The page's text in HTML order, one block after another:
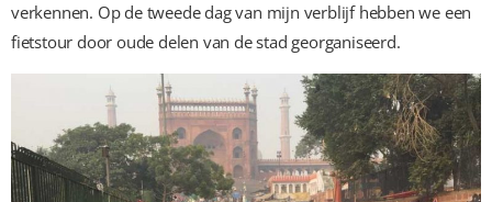
verkennen. Op de tweede dag van mijn verblijf hebben we een
fietstour door oude delen van de stad georganiseerd.